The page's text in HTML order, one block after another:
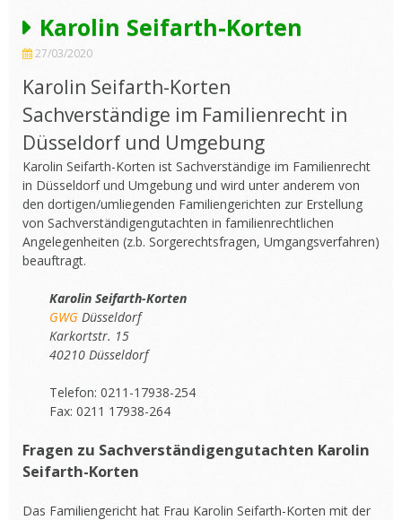
Karolin Seifarth-Korten
27/03/2020
Karolin Seifarth-Korten
Sachverständige im Familienrecht in
Düsseldorf und Umgebung
Karolin Seifarth-Korten ist Sachverständige im Familienrecht
in Düsseldorf und Umgebung und wird unter anderem von
den dortigen/umliegenden Familiengerichten zur Erstellung
von Sachverständigengutachten in familienrechtlichen
Angelegenheiten (z.b. Sorgerechtsfragen, Umgangsverfahren)
beauftragt.
Karolin Seifarth-Korten
GWG Düsseldorf
Karkortstr. 15
40210 Düsseldorf
Telefon: 0211-17938-254
Fax: 0211 17938-264
Fragen zu Sachverständigengutachten Karolin
Seifarth-Korten
Das Familiengericht hat Frau Karolin Seifarth-Korten mit der